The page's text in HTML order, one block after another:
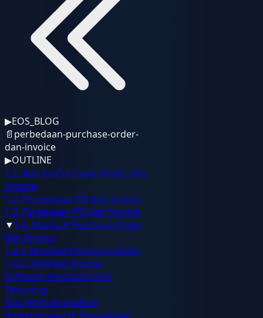
▶EOS_BLOG
📄 perbedaan-purchase-order-
dan-invoice
▶OUTLINE
1.1. Apa itu Purchase Order dan
Invoice
1.2. Persamaan PO dan Invoice
1.3. Perbedaan PO dan Invoice
▼1.4. Manfaat Purchase Order
dan Invoice
1.4.1. Manfaat Purchase Order
1.4.2. Manfaat Invoice
Software Akuntansi EOS
Teknologi
Tips Memaksimalkan
Implementasi di Perusahaan